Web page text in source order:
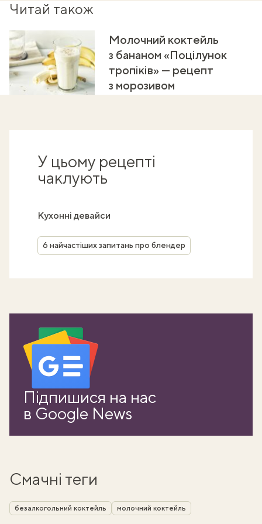
Читай також
Молочний коктейль
з бананом «Поцілунок
тропіків» — рецепт
з морозивом
У цьому рецепті
чаклують
Кухонні девайси
6 найчастіших запитань про блендер
Підпишися на нас
в Google News
Смачні теги
безалкогольний коктейль молочний коктейль